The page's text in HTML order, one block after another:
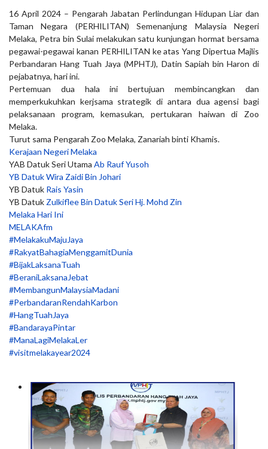
16 April 2024 – Pengarah Jabatan Perlindungan Hidupan Liar dan
Taman Negara (PERHILITAN) Semenanjung Malaysia Negeri
Melaka, Petra bin Sulai melakukan satu kunjungan hormat bersama
pegawai-pegawai kanan PERHILITAN ke atas Yang Dipertua Majlis
Perbandaran Hang Tuah Jaya (MPHTJ), Datin Sapiah bin Haron di
pejabatnya, hari ini.
Pertemuan dua hala ini bertujuan membincangkan dan
memperkukuhkan kerjsama strategik di antara dua agensi bagi
pelaksanaan program, kemasukan, pertukaran haiwan di Zoo
Melaka.
Turut sama Pengarah Zoo Melaka, Zanariah binti Khamis.
Kerajaan Negeri Melaka
YAB Datuk Seri Utama Ab Rauf Yusoh
YB Datuk Wira Zaidi Bin Johari
YB Datuk Rais Yasin
YB Datuk Zulkiflee Bin Datuk Seri Hj. Mohd Zin
Melaka Hari Ini
MELAKAfm
#MelakakuMajuJaya
#RakyatBahagiaMenggamitDunia
#BijakLaksanaTuah
#BeraniLaksanaJebat
#MembangunMalaysiaMadani
#PerbandaranRendahKarbon
#HangTuahJaya
#BandarayaPintar
#ManaLagiMelakaLer
#visitmelakayear2024